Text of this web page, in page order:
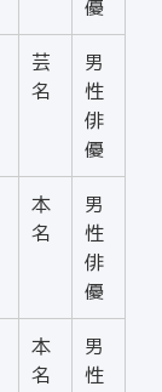
優
芸
名
男
性
俳
優
本
名
男
性
俳
優
本
名
男
性